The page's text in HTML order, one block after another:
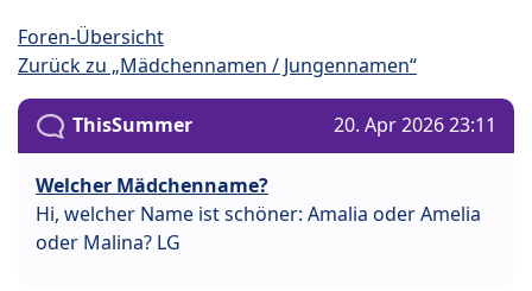
Foren-Übersicht
Zurück zu „Mädchennamen / Jungennamen“
ThisSummer 20. Apr 2026 23:11
Welcher Mädchenname?
Hi, welcher Name ist schöner: Amalia oder Amelia
oder Malina? LG